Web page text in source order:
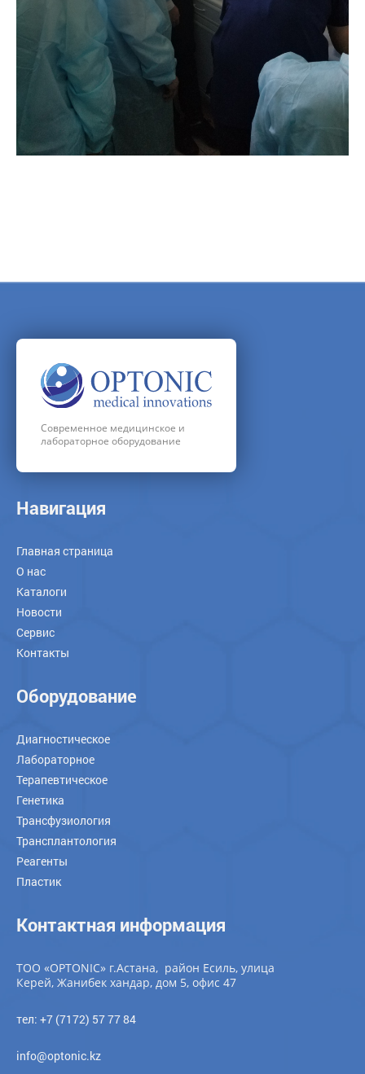
Современное медицинское и
лабораторное оборудование
Навигация
Главная страница
О нас
Каталоги
Новости
Сервис
Контакты
Оборудование
Диагностическое
Лабораторное
Терапевтическое
Генетика
Трансфузиология
Трансплантология
Реагенты
Пластик
Контактная информация
ТОО «OPTONIC» г.Астана, район Есиль, улица
Керей, Жанибек хандар, дом 5, офис 47
тел: +7 (7172) 57 77 84
info@optonic.kz